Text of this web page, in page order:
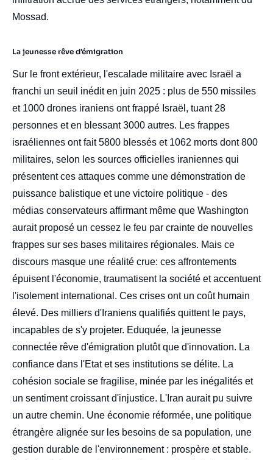
Mossad.
La jeunesse rêve d'émigration
Sur le front extérieur, l'escalade militaire avec Israël a
franchi un seuil inédit en juin 2025 : plus de 550 missiles
et 1000 drones iraniens ont frappé Israël, tuant 28
personnes et en blessant 3000 autres. Les frappes
israéliennes ont fait 5800 blessés et 1062 morts dont 800
militaires, selon les sources officielles iraniennes qui
présentent ces attaques comme une démonstration de
puissance balistique et une victoire politique - des
médias conservateurs affirmant même que Washington
aurait proposé un cessez le feu par crainte de nouvelles
frappes sur ses bases militaires régionales. Mais ce
discours masque une réalité crue: ces affrontements
épuisent l'économie, traumatisent la société et accentuent
l'isolement international. Ces crises ont un coût humain
élevé. Des milliers d'Iraniens qualifiés quittent le pays,
incapables de s'y projeter. Eduquée, la jeunesse
connectée rêve d'émigration plutôt que d'innovation. La
confiance dans l'Etat et ses institutions se délite. La
cohésion sociale se fragilise, minée par les inégalités et
un sentiment croissant d'injustice. L'Iran aurait pu suivre
un autre chemin. Une économie réformée, une politique
étrangère alignée sur les besoins de sa population, une
gestion durable de l'environnement : prospère et stable.